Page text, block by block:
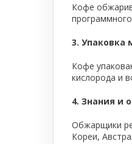
Кофе
3. Упаковка
Кофе
кислорода и
4. Знания и
Обжарщики
Кореи,